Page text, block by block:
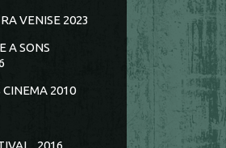
VENISE 2023
A SONS
CINEMA 2010